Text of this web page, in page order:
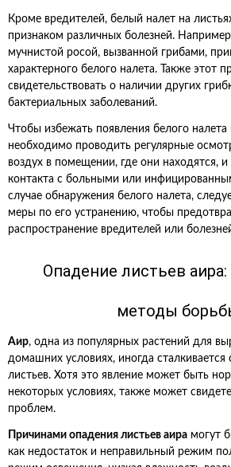
Кроме вредителей, белый налет на
признаком различных болезней.
мучнистой росой, вызванной грибами,
характерного белого налета. Также этот
свидетельствовать о наличии других
бактериальных заболеваний.
Чтобы избежать появления белого налета
необходимо проводить регулярные
воздух в помещении, где они находятся, и
контакта с больными или
случае обнаружения белого налета,
меры по его устранению, чтобы
распространение вредителей или
Опадение листьев
методы
Аир, одна из популярных растений для
домашних условиях, иногда
листьев. Хотя это явление может быть
некоторых условиях, также может
проблем.
Причинами опадения листьев аира могут
как недостаток и неправильный режим